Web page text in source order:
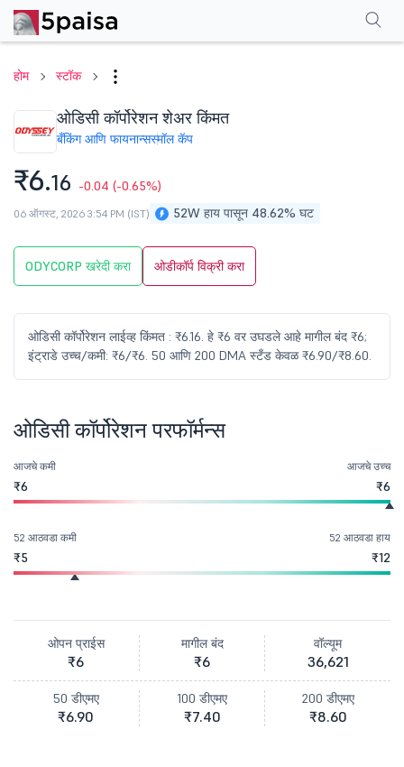
होम स्टॉक
ओडिसी कॉर्पोरेशन शेअर किंमत
बँकिंग आणि फायनान्सस्मॉल कॅप
₹6.16 -0.04 (-0.65%)
52W हाय पासून 48.62% घट
06 ऑगस्ट, 2026 3:54 PM (IST)
ODYCORP खरेदी करा ओडीकॉर्प विक्री करा
ओडिसी कॉर्पोरेशन लाईव्ह किंमत : ₹6.16. हे ₹6 वर उघडले आहे मागील बंद ₹6;
इंट्राडे उच्च/कमी: ₹6/₹6. 50 आणि 200 DMA स्टँड केवळ ₹6.90/₹8.60.
परफॉर्मन्सफायनान्शियल्स एफएक्यू
ओडिसी कॉर्पोरेशन परफॉर्मन्स
आजचे कमी
₹6
आजचे उच्च
₹6
52 आठवडा कमी
₹5
52 आठवडा हाय
₹12
ओपन प्राईस
₹6
मागील बंद
₹6
वॉल्यूम
36,621
50 डीएमए
₹6.90
100 डीएमए
₹7.40
200 डीएमए
₹8.60